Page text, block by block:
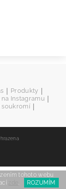
| Produkty |
na Instagramu |
soukromí |
tohoto webu
ROZUMÍM